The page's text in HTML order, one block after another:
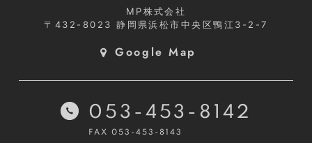
MP株式会社
〒432-8023静岡県浜松市中央区鴨江3-2-7
Google Map
053-453-8142
FAX 053-453-8143